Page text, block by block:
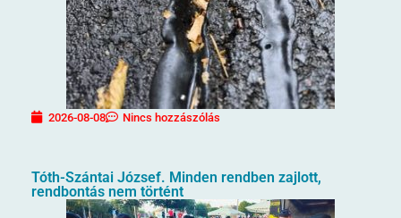
2026-08-08 Nincs hozzászólás
Tóth-Szántai József. Minden rendben zajlott,
rendbontás nem történt